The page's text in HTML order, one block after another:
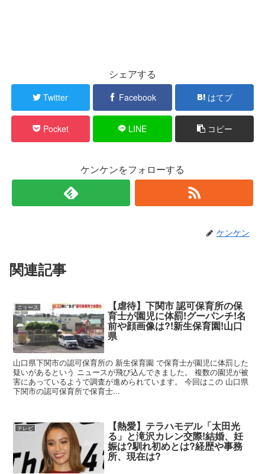
シェアする
Twitter Facebook はてブ
Pocket LINE コピー
ケンケンをフォローする
ケンケン
関連記事
ニュース 【虐待】下関市 認可保育所の保
育士が園児に体罰!グーパンチ!名
前や顔画像は?!新生保育園!山口
県
山口県下関市の認可保育所の 新生保育園 で保育士が園児に体罰した
疑いがあるという ニュースが飛び込んできました。 複数の園児が被
害にあっているようで調査が進められています。 今回はこの 山口県
下関市の認可保育所で保育士...
テレビ 【熱愛】テラハモデル「太田光
る」と滝沢カレン交際!結婚、妊
娠は?馴れ初めとは?経歴や事務
所、現在は?